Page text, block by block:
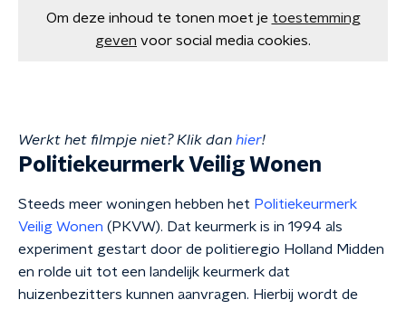
Om deze inhoud te tonen moet je toestemming
geven voor social media cookies.
Werkt het filmpje niet? Klik dan hier!
Politiekeurmerk Veilig Wonen
Steeds meer woningen hebben het Politiekeurmerk
Veilig Wonen (PKVW). Dat keurmerk is in 1994 als
experiment gestart door de politieregio Holland Midden
en rolde uit tot een landelijk keurmerk dat
huizenbezitters kunnen aanvragen. Hierbij wordt de